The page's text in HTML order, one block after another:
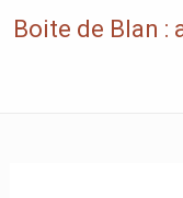
toBoite de Blan :